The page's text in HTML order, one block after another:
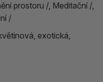
prostoru /, Meditační /,
/
exotická,